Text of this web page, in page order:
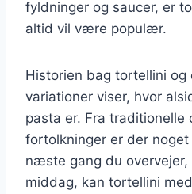
fyldninger og saucer, er
altid vil være populær.
Historien bag tortellini og
variationer viser, hvor
pasta er. Fra traditionelle
fortolkninger er der
næste gang du
middag, kan tortellini